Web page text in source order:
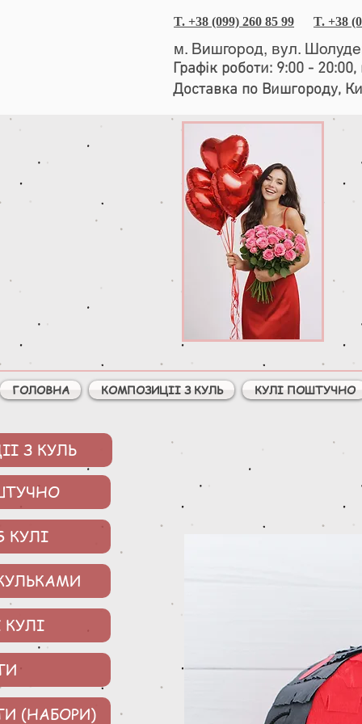
T. +38 (099) 260 85 99 T. +38
м. Вишгород, вул.
Графік роботи: 9:00 -
Доставка по Вишгороду,
ГОЛОВНА КОМПОЗИЦІІ З КУЛЬ КУЛІ ПОШТУЧНО
З КУЛЬ
КУЛІ
(НАБОРИ)
КУЛІ